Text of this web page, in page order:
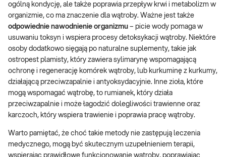
ogólną kondycję, ale także poprawia przepływ krwi i metabolizm w
organizmie, co ma znaczenie dla wątroby. Ważne jest także
odpowiednie nawodnienie organizmu – picie wody pomaga w
usuwaniu toksyn i wspiera procesy detoksykacji wątroby. Niektóre
osoby dodatkowo sięgają po naturalne suplementy, takie jak
ostropest plamisty, który zawiera sylimarynę wspomagającą
ochronę i regenerację komórek wątroby, lub kurkuminę z kurkumy,
działającą przeciwzapalnie i antyoksydacyjnie. Inne zioła, które
mogą wspomagać wątrobę, to rumianek, który działa
przeciwzapalnie i może łagodzić dolegliwości trawienne oraz
karczoch, który wspiera trawienie i poprawia pracę wątroby.
Warto pamiętać, że choć takie metody nie zastępują leczenia
medycznego, mogą być skutecznym uzupełnieniem terapii,
wspierając prawidłowe funkcjonowanie wątroby, poprawiając